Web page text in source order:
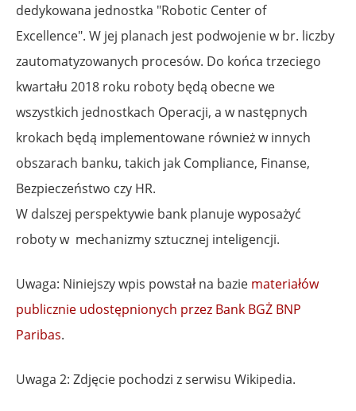
dedykowana jednostka "Robotic Center of
Excellence". W jej planach jest podwojenie w br. liczby
zautomatyzowanych procesów. Do końca trzeciego
kwartału 2018 roku roboty będą obecne we
wszystkich jednostkach Operacji, a w następnych
krokach będą implementowane również w innych
obszarach banku, takich jak Compliance, Finanse,
Bezpieczeństwo czy HR.
W dalszej perspektywie bank planuje wyposażyć
roboty w mechanizmy sztucznej inteligencji.
Uwaga: Niniejszy wpis powstał na bazie materiałów
publicznie udostępnionych przez Bank BGŻ BNP
Paribas.
Uwaga 2: Zdjęcie pochodzi z serwisu Wikipedia.